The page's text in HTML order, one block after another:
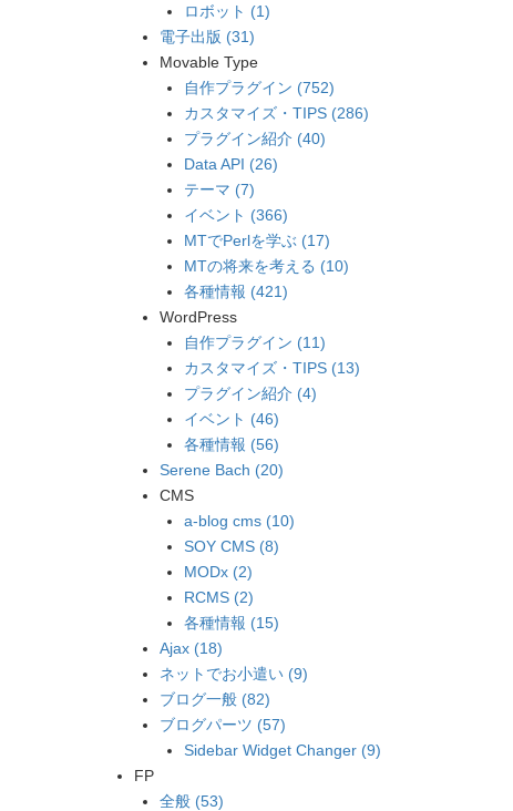
ロボット (1)
電子出版 (31)
Movable Type
自作プラグイン (752)
カスタマイズ・TIPS (286)
プラグイン紹介 (40)
Data API (26)
テーマ (7)
イベント (366)
MTでPerlを学ぶ (17)
MTの将来を考える (10)
各種情報 (421)
WordPress
自作プラグイン (11)
カスタマイズ・TIPS (13)
プラグイン紹介 (4)
イベント (46)
各種情報 (56)
Serene Bach (20)
CMS
a-blog cms (10)
SOY CMS (8)
MODx (2)
RCMS (2)
各種情報 (15)
Ajax (18)
ネットでお小遣い (9)
ブログ一般 (82)
ブログパーツ (57)
Sidebar Widget Changer (9)
FP
全般 (53)